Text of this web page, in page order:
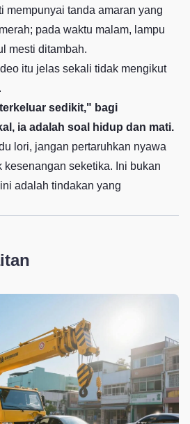
mempunyai tanda amaran yang
pada waktu malam, lampu
mesti ditambah.
itu jelas sekali tidak mengikut
sedikit," bagi
ia adalah soal hidup dan mati.
lori, jangan pertaruhkan nyawa
kesenangan seketika. Ini bukan
adalah tindakan yang